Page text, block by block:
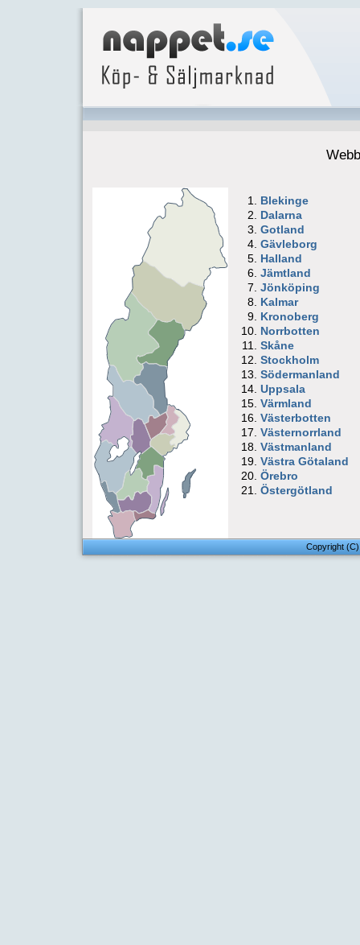
Blekinge
Dalarna
Gotland
Gävleborg
Halland
Jämtland
Jönköping
Kalmar
Kronoberg
Norrbotten
Skåne
Stockholm
Södermanland
Uppsala
Värmland
Västerbotten
Västernorrland
Västmanland
Västra Götaland
Örebro
Östergötland
Copyright